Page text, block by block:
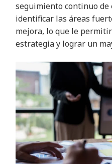
seguimiento continuo de
identificar las áreas
mejora, lo que le
estrategia y lograr un